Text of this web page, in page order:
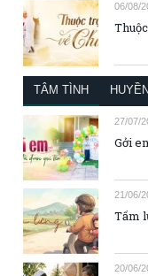
06/08/
TÂM TÌNH
27/07/
Gởi
21/06/
Tấm
20/06/